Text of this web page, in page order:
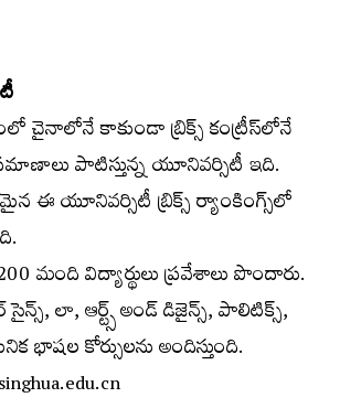
చైనాలోనే కాకుండా బ్రిక్స్ కంట్రీస్‌లోనే
పాటిస్తున్న యూనివర్సిటీ ఇది.
ఈ యూనివర్సిటీ బ్రిక్స్ ర్యాంకింగ్స్‌లో
మంది విద్యార్థులు ప్రవేశాలు పొందారు.
సైన్స్, లా, ఆర్ట్స్ అండ్ డిజైన్స్, పాలిటిక్స్,
భాషల కోర్సులను అందిస్తుంది.